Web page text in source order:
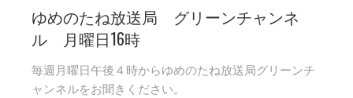
ゆめのたね放送局 グリーンチャンネ
ル 月曜日16時
毎週月曜日午後４時からゆめのたね放送局グリーンチ
ャンネルをお聞きください。